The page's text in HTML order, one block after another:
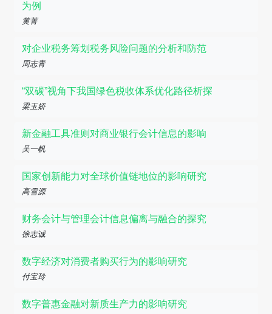
为例
黄菁
对企业税务筹划税务风险问题的分析和防范
周志青
“双碳”视角下我国绿色税收体系优化路径析探
梁玉娇
新金融工具准则对商业银行会计信息的影响
吴一帆
国家创新能力对全球价值链地位的影响研究
高雪源
财务会计与管理会计信息偏离与融合的探究
徐志诚
数字经济对消费者购买行为的影响研究
付宝玲
数字普惠金融对新质生产力的影响研究